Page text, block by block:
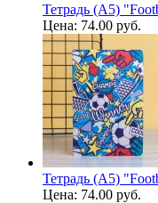
Тетрадь (A5)
Цена: 74.00 руб.
Тетрадь (A5)
Цена: 74.00 руб.